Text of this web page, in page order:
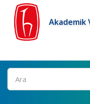
Akademik
Ara